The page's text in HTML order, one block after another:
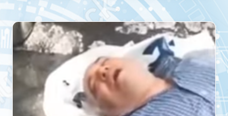
دریس
جهانیان
برای
لغو
حکم
اعدام